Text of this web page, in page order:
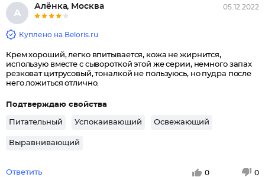
А
Алёнка, Москва 05.12.2022
Куплено на Beloris.ru
Крем хороший, легко впитывается, кожа не жирнится,
использую вместе с сывороткой этой же серии, немного запах
резковат цитрусовый, тоналкой не пользуюсь, но пудра после
него ложиться отлично.
Подтверждаю свойства
Питательный Успокаивающий Освежающий
Выравнивающий
Ответить 0 0